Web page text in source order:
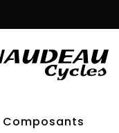
Composants